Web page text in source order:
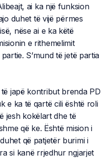
ai ka një funksion
duhet të vijë përmes
nëse ai e ka këtë
e rithemelimit
S’mund të jetë partia
japë kontribut brenda PD
e ka të qartë cili është roli
jesh kokëlart dhe të
që ke. Është mision i
që patjetër burimi i
si kanë rrjedhur ngjarjet